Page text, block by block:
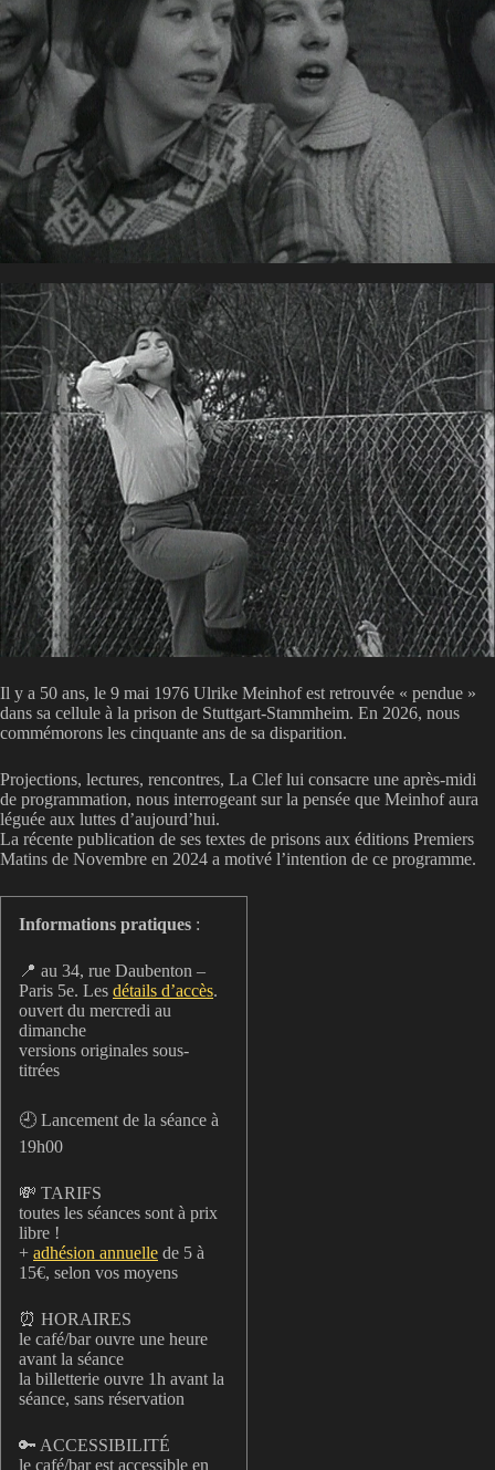
Il y a 50 ans, le 9 mai 1976 Ulrike Meinhof est retrouvée « pendue »
dans sa cellule à la prison de Stuttgart-Stammheim. En 2026, nous
commémorons les cinquante ans de sa disparition.
Projections, lectures, rencontres, La Clef lui consacre une après-midi
de programmation, nous interrogeant sur la pensée que Meinhof aura
léguée aux luttes d’aujourd’hui.
La récente publication de ses textes de prisons aux éditions Premiers
Matins de Novembre en 2024 a motivé l’intention de ce programme.
Informations pratiques :
📍 au 34, rue Daubenton –
Paris 5e. Les détails d’accès.
ouvert du mercredi au
dimanche
versions originales sous-
titrées
🕘 Lancement de la séance à
19h00
💸 TARIFS
toutes les séances sont à prix
libre !
+ adhésion annuelle de 5 à
15€, selon vos moyens
⏰ HORAIRES
le café/bar ouvre une heure
avant la séance
la billetterie ouvre 1h avant la
séance, sans réservation
🔑 ACCESSIBILITÉ
le café/bar est accessible en